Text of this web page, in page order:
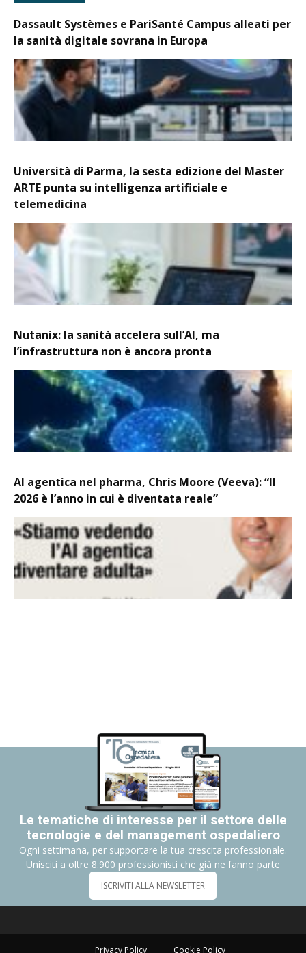
Dassault Systèmes e PariSanté Campus alleati per
la sanità digitale sovrana in Europa
Università di Parma, la sesta edizione del Master
ARTE punta su intelligenza artificiale e
telemedicina
Nutanix: la sanità accelera sull’AI, ma
l’infrastruttura non è ancora pronta
AI agentica nel pharma, Chris Moore (Veeva): “Il
2026 è l’anno in cui è diventata reale”
Le tematiche di interesse per il settore delle
tecnologie e del management ospedaliero
Ogni settimana, per supportare la tua crescita professionale.
Unisciti a oltre 8.900 professionisti che già ne fanno parte
ISCRIVITI ALLA NEWSLETTER
Privacy Policy Cookie Policy